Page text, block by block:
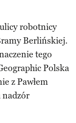
robotnicy
Berlińskiej.
tego
Polska
z Pawłem
nadzór